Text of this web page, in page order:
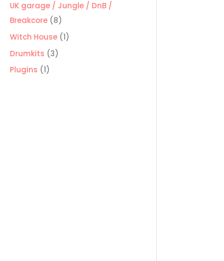
producto
UK garage / Jungle / DnB /
Breakcore
88
productos
Witch House 11
Drumkits 33
Plugins 11